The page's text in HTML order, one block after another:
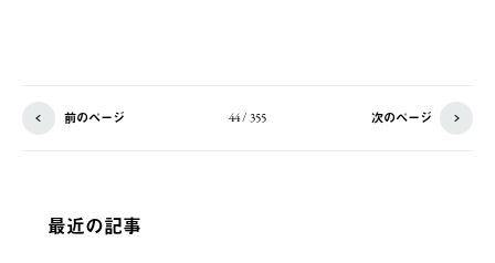
前のページ 44 / 355 次のページ
最近の記事